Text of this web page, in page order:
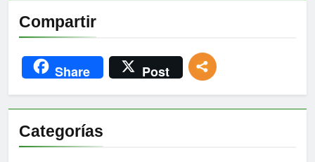
Compartir
Share Post
Categorías